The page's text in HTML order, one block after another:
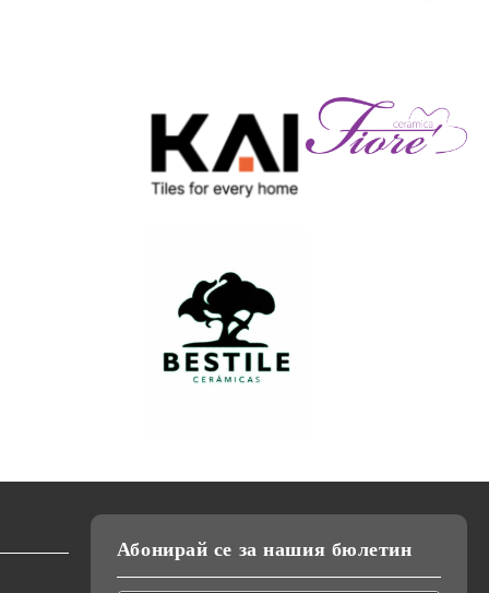
Абонирай се за нашия бюлетин